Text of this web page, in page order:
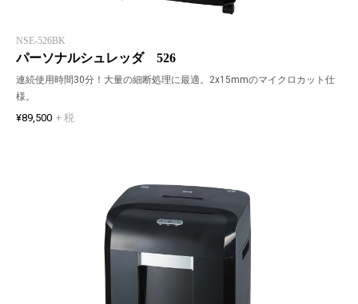
NSE-526BK
パーソナルシュレッダ 526
連続使用時間30分！大量の細断処理に最適。2x15mmのマイクロカット仕
様。
¥89,500 + 税